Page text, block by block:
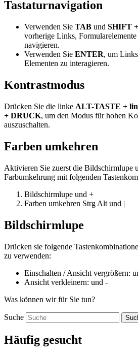
Tastaturnavigation
Verwenden Sie TAB und SHIFT
vorherige Links,
navigieren.
Verwenden Sie ENTER, um
Elementen zu interagieren.
Kontrastmodus
Drücken Sie die linke ALT-TASTE +
+ DRUCK, um den Modus für hohen
auszuschalten.
Farben umkehren
Aktivieren Sie zuerst die Bildschirmlupe
Farbumkehrung mit folgenden
Bildschirmlupe und +
Farben umkehren Strg Alt und |
Bildschirmlupe
Drücken sie folgende
zu verwenden:
Einschalten / Ansicht vergrößern:
Ansicht verkleinern: und -
Was können wir für Sie tun?
Suche
Häufig gesucht